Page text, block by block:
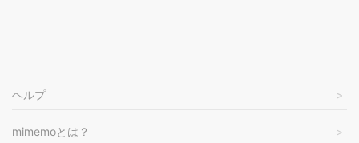
ヘルプ
mimemoとは？